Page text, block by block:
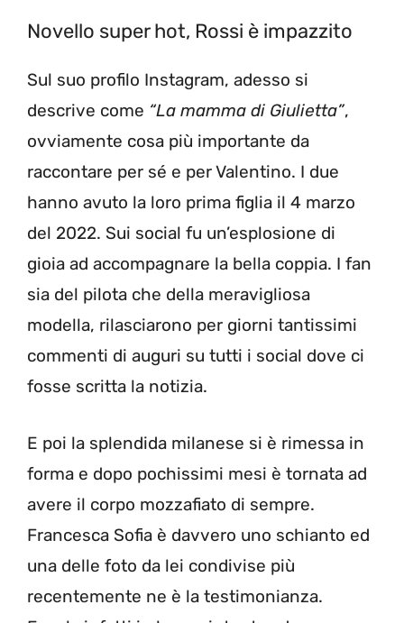
Novello super hot, Rossi è impazzito
Sul suo profilo Instagram, adesso si
descrive come “La mamma di Giulietta”,
ovviamente cosa più importante da
raccontare per sé e per Valentino. I due
hanno avuto la loro prima figlia il 4 marzo
del 2022. Sui social fu un’esplosione di
gioia ad accompagnare la bella coppia. I fan
sia del pilota che della meravigliosa
modella, rilasciarono per giorni tantissimi
commenti di auguri su tutti i social dove ci
fosse scritta la notizia.
E poi la splendida milanese si è rimessa in
forma e dopo pochissimi mesi è tornata ad
avere il corpo mozzafiato di sempre.
Francesca Sofia è davvero uno schianto ed
una delle foto da lei condivise più
recentemente ne è la testimonianza.